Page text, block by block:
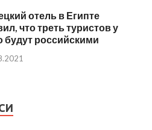
отель в Египте
что треть туристов у
будут российскими